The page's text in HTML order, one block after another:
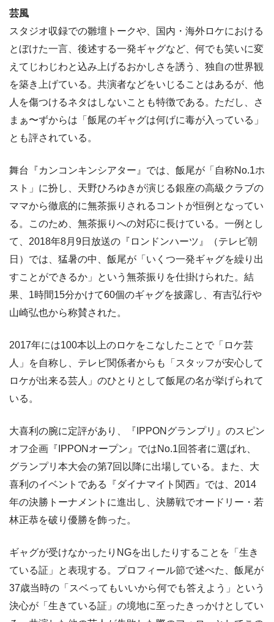
芸風
スタジオ収録での雛壇トークや、国内・海外ロケにおける
とぼけた一言、後述する一発ギャグなど、何でも笑いに変
えてじわじわと込み上げるおかしさを誘う、独自の世界観
を築き上げている。共演者などをいじることはあるが、他
人を傷つけるネタはしないことも特徴である。ただし、さ
まぁ〜ずからは「飯尾のギャグは何げに毒が入っている」
とも評されている。
舞台『カンコンキンシアター』では、飯尾が「自称No.1ホ
スト」に扮し、天野ひろゆきが演じる銀座の高級クラブの
ママから徹底的に無茶振りされるコントが恒例となってい
る。このため、無茶振りへの対応に長けている。一例とし
て、2018年8月9日放送の『ロンドンハーツ』（テレビ朝
日）では、猛暑の中、飯尾が「いくつ一発ギャグを繰り出
すことができるか」という無茶振りを仕掛けられた。結
果、1時間15分かけて60個のギャグを披露し、有吉弘行や
山崎弘也から称賛された。
2017年には100本以上のロケをこなしたことで「ロケ芸
人」を自称し、テレビ関係者からも「スタッフが安心して
ロケが出来る芸人」のひとりとして飯尾の名が挙げられて
いる。
大喜利の腕に定評があり、『IPPONグランプリ』のスピン
オフ企画『IPPONオープン』ではNo.1回答者に選ばれ、
グランプリ本大会の第7回以降に出場している。また、大
喜利のイベントである『ダイナマイト関西』では、2014
年の決勝トーナメントに進出し、決勝戦でオードリー・若
林正恭を破り優勝を飾った。
ギャグが受けなかったりNGを出したりすることを「生き
ている証」と表現する。プロフィール節で述べた、飯尾が
37歳当時の「スベってもいいから何でも答えよう」という
決心が「生きている証」の境地に至ったきっかけとしてい